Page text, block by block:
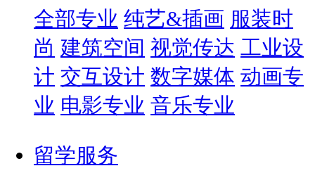
全部专业 纯艺&插画 服装时
尚 建筑空间 视觉传达 工业设
计 交互设计 数字媒体 动画专
业 电影专业 音乐专业
留学服务